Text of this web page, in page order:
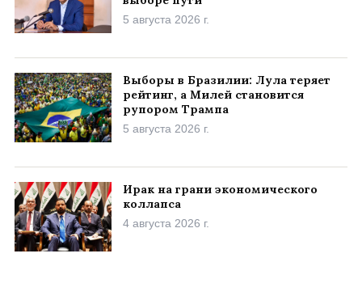
5 августа 2026 г.
Выборы в Бразилии: Лула теряет
рейтинг, а Милей становится
рупором Трампа
5 августа 2026 г.
Ирак на грани экономического
коллапса
4 августа 2026 г.